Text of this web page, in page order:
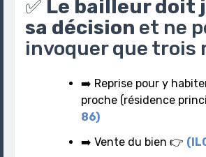
✅ Le bailleur doit
sa décision et ne
invoquer que trois
➡️ Reprise pour y
proche (résidence
86)
➡️ Vente du bien 👉